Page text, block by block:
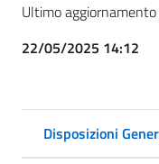
Ultimo aggiornamento
22/05/2025 14:12
Disposizioni